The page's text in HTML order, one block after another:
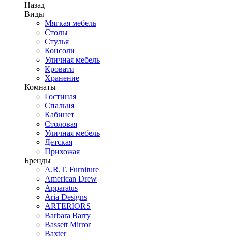
Назад
Виды
Мягкая мебель
Столы
Стулья
Консоли
Уличная мебель
Кровати
Хранение
Комнаты
Гостиная
Спальня
Кабинет
Столовая
Уличная мебель
Детская
Прихожая
Бренды
A.R.T. Furniture
American Drew
Apparatus
Aria Designs
ARTERIORS
Barbara Barry
Bassett Mirror
Baxter